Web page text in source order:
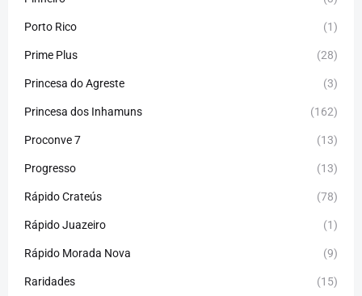
Porto Rico (1)
Prime Plus (28)
Princesa do Agreste (3)
Princesa dos Inhamuns (162)
Proconve 7 (13)
Progresso (13)
Rápido Crateús (78)
Rápido Juazeiro (1)
Rápido Morada Nova (9)
Raridades (15)